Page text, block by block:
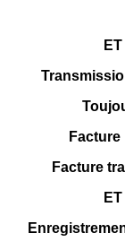
ET
Facture
Facture
ET